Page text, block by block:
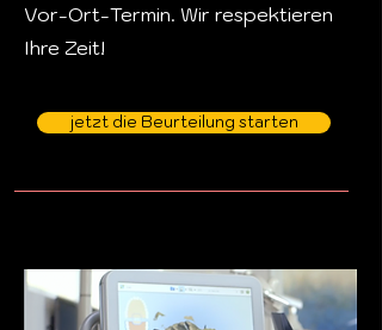
Vor-Ort-Termin. Wir respektieren
Ihre Zeit!
jetzt die Beurteilung starten